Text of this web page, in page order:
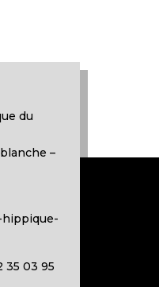
du
–
hippique-
35 03 95